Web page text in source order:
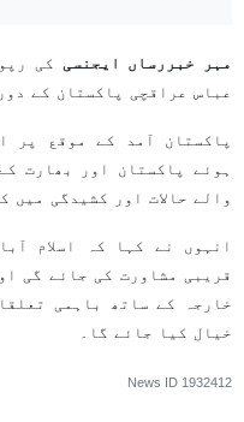
مہر خبررساں ایجنسی کی
عباس عراقچی پاکستان کے
پاکستان آمد کے موقع پر
ہوئے پاکستان اور بھارت
والے حالات اور کشیدگی میں
انہوں نے کہا کہ اسلام
قریبی مشاورت کی جائے گی
خارجہ کے ساتھ باہمی
خیال کیا جائے گا۔
News ID 1932412